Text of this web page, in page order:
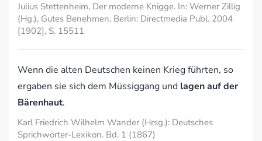
Julius Stettenheim, Der moderne Knigge. In: Werner Zillig
(Hg.), Gutes Benehmen, Berlin: Directmedia Publ. 2004
[1902], S. 15511
Wenn die alten Deutschen keinen Krieg führten, so
ergaben sie sich dem Müssiggang und lagen auf der
Bärenhaut.
Karl Friedrich Wilhelm Wander (Hrsg.): Deutsches
Sprichwörter-Lexikon. Bd. 1 (1867)